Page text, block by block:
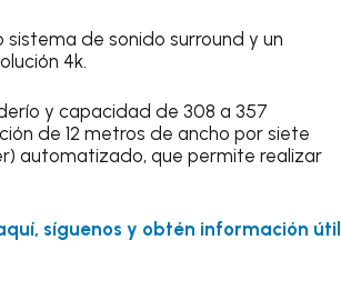
de sonido surround y un
4k.
y capacidad de 308 a 357
de 12 metros de ancho por siete
automatizado, que permite realizar
síguenos y obtén información útil